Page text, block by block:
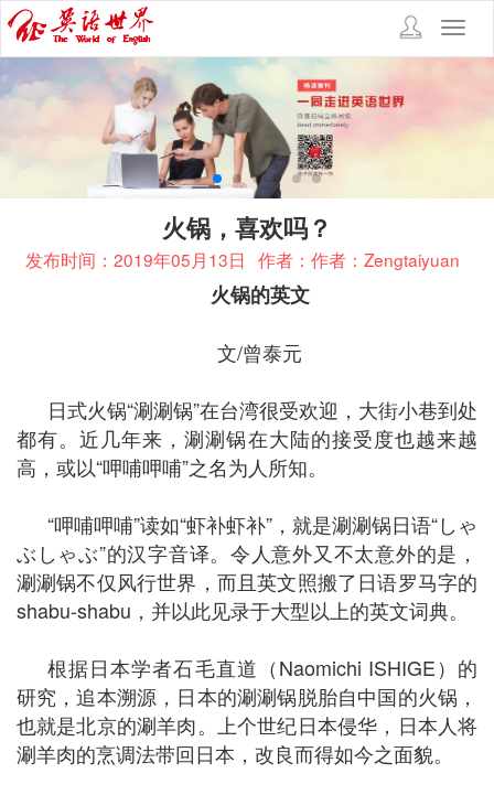
火锅，喜欢吗？
发布时间：2019年05月13日 作者：作者：Zengtaiyuan
火锅的英文
文/曾泰元
日式火锅“涮涮锅”在台湾很受欢迎，大街小巷到处
都有。近几年来，涮涮锅在大陆的接受度也越来越
高，或以“呷哺呷哺”之名为人所知。
“呷哺呷哺”读如“虾补虾补”，就是涮涮锅日语“しゃ
ぶしゃぶ”的汉字音译。令人意外又不太意外的是，
涮涮锅不仅风行世界，而且英文照搬了日语罗马字的
shabu-shabu，并以此见录于大型以上的英文词典。
根据日本学者石毛直道（Naomichi ISHIGE）的
研究，追本溯源，日本的涮涮锅脱胎自中国的火锅，
也就是北京的涮羊肉。上个世纪日本侵华，日本人将
涮羊肉的烹调法带回日本，改良而得如今之面貌。